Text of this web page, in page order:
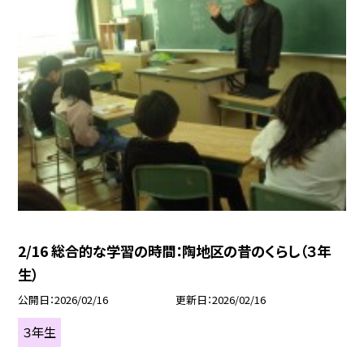
2/16 総合的な学習の時間：陶地区の昔のくらし（３年
生）
公開日 2026/02/16 更新日 2026/02/16
３年生